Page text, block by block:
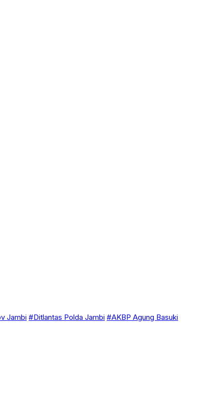
Jambi #Ditlantas Polda Jambi #AKBP Agung Basuki